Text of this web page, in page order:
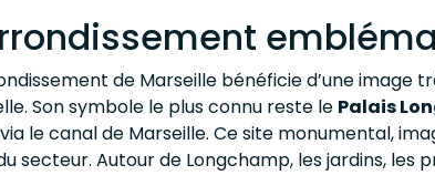
de Marseille bénéficie d’une
Son symbole le plus connu reste le Palais
le canal de Marseille. Ce site monumental,
secteur. Autour de Longchamp, les jardins,